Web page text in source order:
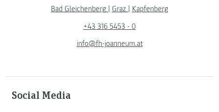
Bad Gleichenberg
Graz
Kapfenberg
+43 316 5453 - 0
info@fh-joanneum.at
Social Media